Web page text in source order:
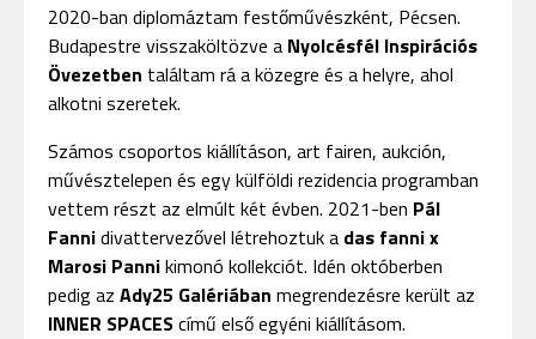
2020-ban diplomáztam festőművészként, Pécsen.
Budapestre visszaköltözve a Nyolcésfél Inspirációs
Övezetben találtam rá a közegre és a helyre, ahol
alkotni szeretek.
Számos csoportos kiállításon, art fairen, aukción,
művésztelepen és egy külföldi rezidencia programban
vettem részt az elmúlt két évben. 2021-ben Pál
Fannidivattervezővel létrehoztuk a das fanni x
Marosi Pannikimonó kollekciót. Idén októberben
pedig az Ady25 Galériában megrendezésre került az
INNER SPACEScímű első egyéni kiállításom.